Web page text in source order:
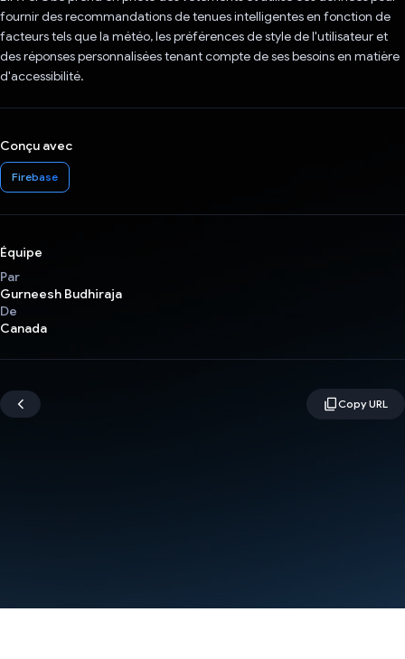
fournir des recommandations de tenues intelligentes en fonction de
facteurs tels que la météo, les préférences de style de l'utilisateur et
des réponses personnalisées tenant compte de ses besoins en matière
d'accessibilité.
Conçu avec
Firebase
Équipe
Par
Gurneesh Budhiraja
De
Canada